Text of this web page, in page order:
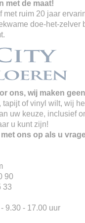
met de maat!
met ruim 20 jaar
doe-het-
ons, wij maken
tapijt of vinyl wilt, wij
uw keuze, inclusief
u kunt zijn!
ons op als u
33
9.30 - 17.00 uur